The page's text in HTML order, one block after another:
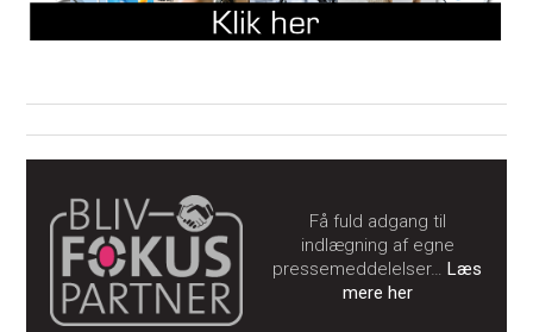
Få fuld adgang til
indlægning af egne
pressemeddelelser…Læs
mere her